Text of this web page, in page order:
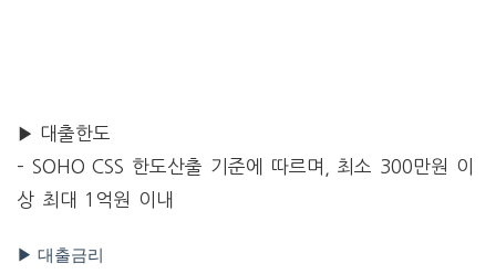
▶ 대출한도
– SOHO CSS 한도산출 기준에 따르며, 최소 300만원 이
상 최대 1억원 이내
▶ 대출금리